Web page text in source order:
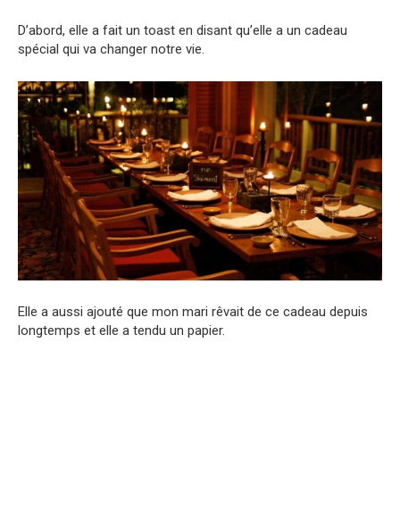
D’abord, elle a fait un toast en disant qu’elle a un cadeau
spécial qui va changer notre vie.
Elle a aussi ajouté que mon mari rêvait de ce cadeau depuis
longtemps et elle a tendu un papier.